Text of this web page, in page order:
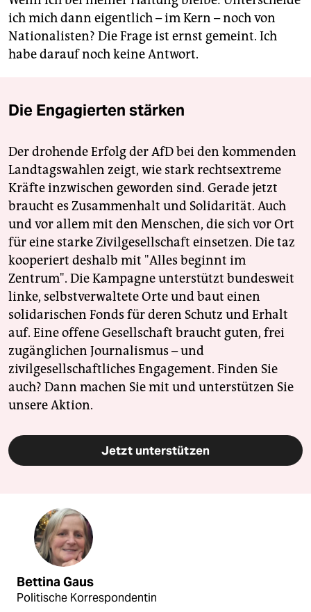
ich mich dann eigentlich – im Kern – noch von
Nationalisten? Die Frage ist ernst gemeint. Ich
habe darauf noch keine Antwort.
Die Engagierten stärken
Der drohende Erfolg der AfD bei den kommenden
Landtagswahlen zeigt, wie stark rechtsextreme
Kräfte inzwischen geworden sind. Gerade jetzt
braucht es Zusammenhalt und Solidarität. Auch
und vor allem mit den Menschen, die sich vor Ort
für eine starke Zivilgesellschaft einsetzen. Die taz
kooperiert deshalb mit "Alles beginnt im
Zentrum". Die Kampagne unterstützt bundesweit
linke, selbstverwaltete Orte und baut einen
solidarischen Fonds für deren Schutz und Erhalt
auf. Eine offene Gesellschaft braucht guten, frei
zugänglichen Journalismus – und
zivilgesellschaftliches Engagement. Finden Sie
auch? Dann machen Sie mit und unterstützen Sie
unsere Aktion.
Jetzt unterstützen
Bettina Gaus
Politische Korrespondentin